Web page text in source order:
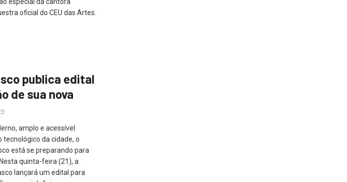
oficial do CEU das Artes.
publica edital
de sua nova
amplo e acessível
da cidade, o
está se preparando para
quinta-feira (21), a
lançará um edital para